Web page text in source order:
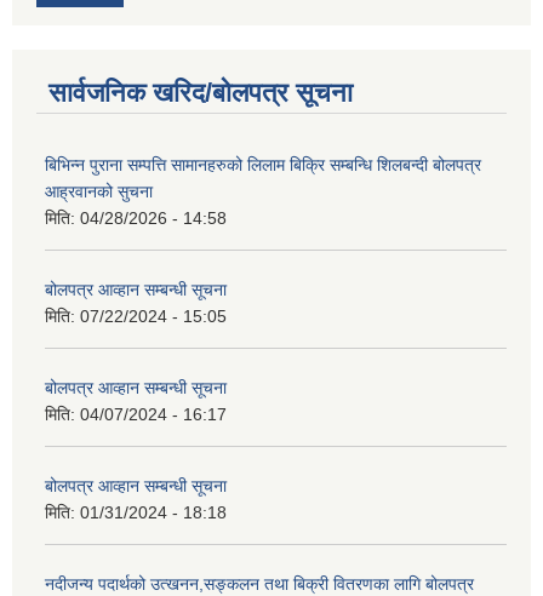
सार्वजनिक खरिद/बोलपत्र सूचना
बिभिन्न पुराना सम्पत्ति सामानहरुको लिलाम बिक्रि सम्बन्धि शिलबन्दी बोलपत्र
आह्रवानको सुचना
मिति: 04/28/2026 - 14:58
बोलपत्र आव्हान सम्बन्धी सूचना
मिति: 07/22/2024 - 15:05
बोलपत्र आव्हान सम्बन्धी सूचना
मिति: 04/07/2024 - 16:17
बोलपत्र आव्हान सम्बन्धी सूचना
मिति: 01/31/2024 - 18:18
नदीजन्य पदार्थको उत्खनन,सङ्कलन तथा बिक्री वितरणका लागि बोलपत्र